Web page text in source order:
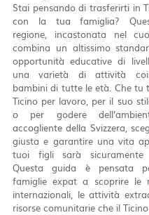
Stai pensando di trasferirti in
con la tua famiglia?
regione, incastonata nel
combina un altissimo
opportunità educative di
una varietà di attività
bambini di tutte le età. Che tu
Ticino per lavoro, per il suo
o per godere
accogliente della Svizzera,
giusta e garantire una vita
tuoi figli sarà
Questa guida è pensata
famiglie expat a scoprire le
internazionali, le attività
risorse comunitarie che il